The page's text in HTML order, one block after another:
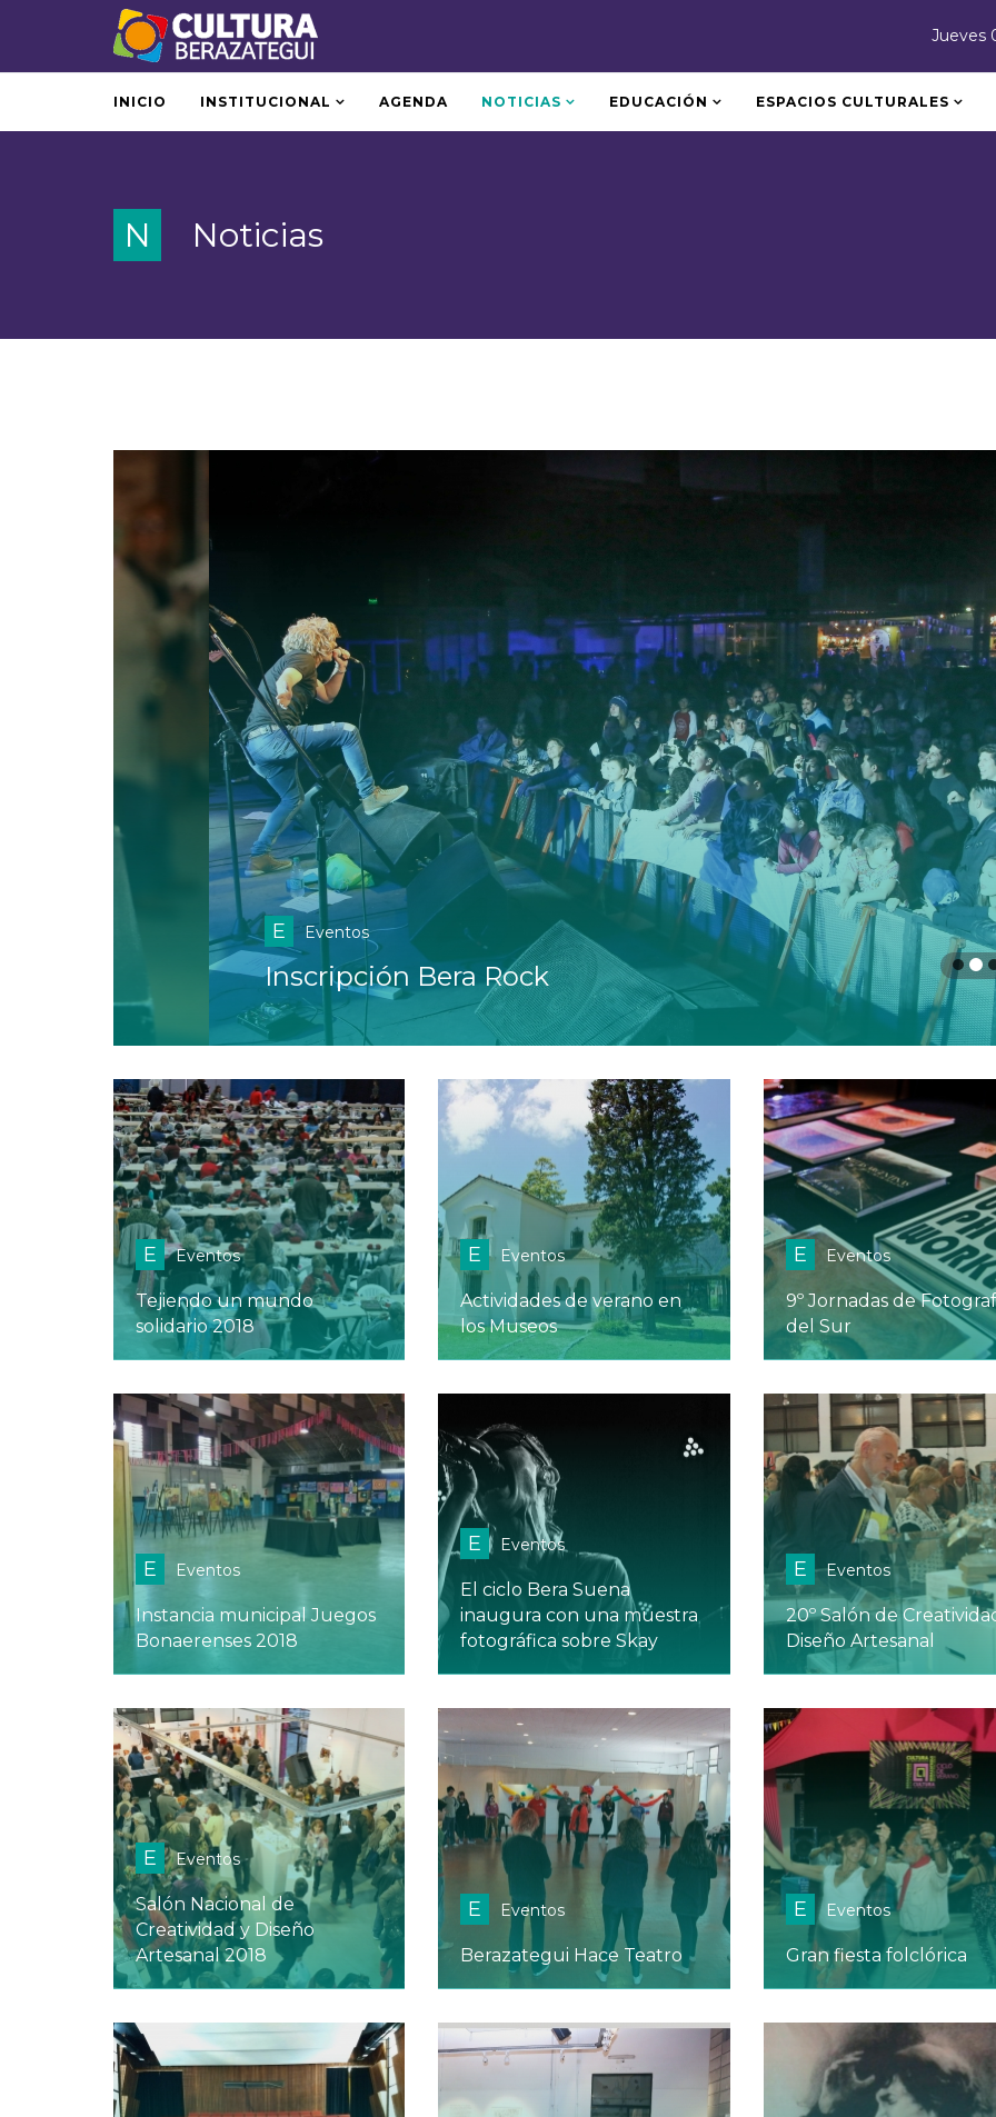
Jueves
INICIO INSTITUCIONAL AGENDA NOTICIAS EDUCACIÓN ESPACIOS CULTURALES
N Noticias
Eventos
Inscripción Bera Rock
E Eventos
Tejiendo un mundo
solidario 2018
E Eventos
Actividades de verano en
los Museos
E Eventos
9º Jornadas de
del Sur
E Eventos
Instancia municipal Juegos
Bonaerenses 2018
E Eventos
El ciclo Bera Suena
inaugura con una muestra
fotográfica sobre Skay
E Eventos
20º Salón de
Diseño Artesanal
E Eventos
Salón Nacional de
Creatividad y Diseño
Artesanal 2018
E Eventos
Berazategui Hace Teatro
E Eventos
Gran fiesta folclórica